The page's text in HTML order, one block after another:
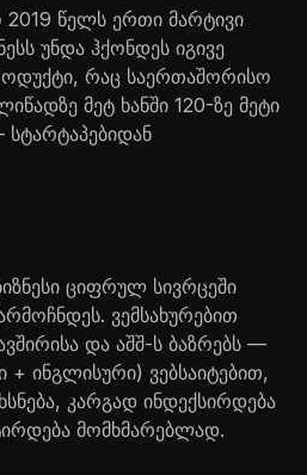
წელს ერთი მარტივი
უნდა ჰქონდეს იგივე
რაც საერთაშორისო
მეტ ხანში 120-ზე მეტი
ციფრულ სივრცეში
ვემსახურებით
და აშშ-ს ბაზრებს —
ინგლისური) ვებსაიტებით,
კარგად ინდექსირდება
მომხმარებლად.